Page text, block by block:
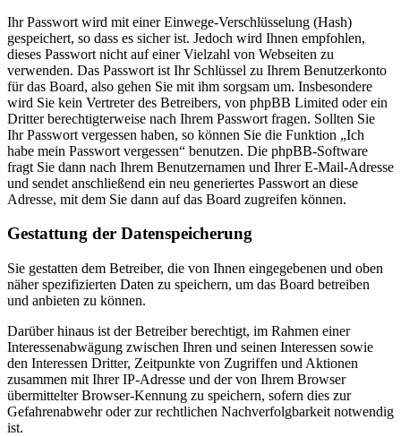
Ihr Passwort wird mit einer Einwege-Verschlüsselung (Hash)
gespeichert, so dass es sicher ist. Jedoch wird Ihnen empfohlen,
dieses Passwort nicht auf einer Vielzahl von Webseiten zu
verwenden. Das Passwort ist Ihr Schlüssel zu Ihrem Benutzerkonto
für das Board, also gehen Sie mit ihm sorgsam um. Insbesondere
wird Sie kein Vertreter des Betreibers, von phpBB Limited oder ein
Dritter berechtigterweise nach Ihrem Passwort fragen. Sollten Sie
Ihr Passwort vergessen haben, so können Sie die Funktion „Ich
habe mein Passwort vergessen“ benutzen. Die phpBB-Software
fragt Sie dann nach Ihrem Benutzernamen und Ihrer E-Mail-Adresse
und sendet anschließend ein neu generiertes Passwort an diese
Adresse, mit dem Sie dann auf das Board zugreifen können.
Gestattung der Datenspeicherung
Sie gestatten dem Betreiber, die von Ihnen eingegebenen und oben
näher spezifizierten Daten zu speichern, um das Board betreiben
und anbieten zu können.
Darüber hinaus ist der Betreiber berechtigt, im Rahmen einer
Interessenabwägung zwischen Ihren und seinen Interessen sowie
den Interessen Dritter, Zeitpunkte von Zugriffen und Aktionen
zusammen mit Ihrer IP-Adresse und der von Ihrem Browser
übermittelter Browser-Kennung zu speichern, sofern dies zur
Gefahrenabwehr oder zur rechtlichen Nachverfolgbarkeit notwendig
ist.